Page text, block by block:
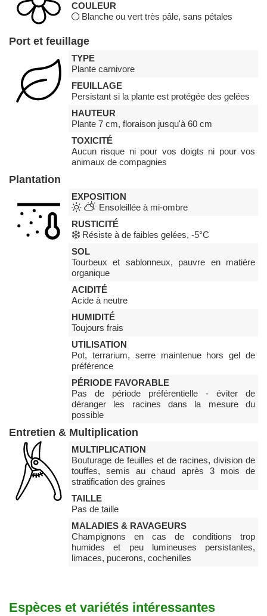
COULEUR
Blanche ou vert très pâle, sans pétales
Port et feuillage
TYPE
Plante carnivore
FEUILLAGE
Persistant si la plante est protégée des gelées
HAUTEUR
Plante 7 cm, floraison jusqu'à 60 cm
TOXICITÉ
Aucun risque ni pour vos doigts ni pour vos
animaux de compagnies
Plantation
EXPOSITION
Ensoleillée à mi-ombre
RUSTICITÉ
Résiste à de faibles gelées, -5°C
SOL
Tourbeux et sablonneux, pauvre en matière
organique
ACIDITÉ
Acide à neutre
HUMIDITÉ
Toujours frais
UTILISATION
Pot, terrarium, serre maintenue hors gel de
préférence
PÉRIODE FAVORABLE
Pas de période préférentielle - éviter de
déranger les racines dans la mesure du
possible
Entretien & Multiplication
MULTIPLICATION
Bouturage de feuilles et de racines, division de
touffes, semis au chaud après 3 mois de
stratification des graines
TAILLE
Pas de taille
MALADIES & RAVAGEURS
Champignons en cas de conditions trop
humides et peu lumineuses persistantes,
limaces, pucerons, cochenilles
Espèces et variétés intéressantes